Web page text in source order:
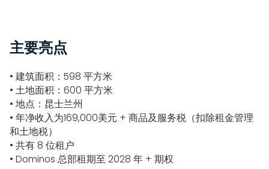
主要亮点
• 建筑面积：598 平方米
• 土地面积：600 平方米
• 地点：昆士兰州
• 年净收入为169,000美元 + 商品及服务税（扣除租金管理
和土地税）
• 共有 8 位租户
• Dominos 总部租期至 2028 年 + 期权